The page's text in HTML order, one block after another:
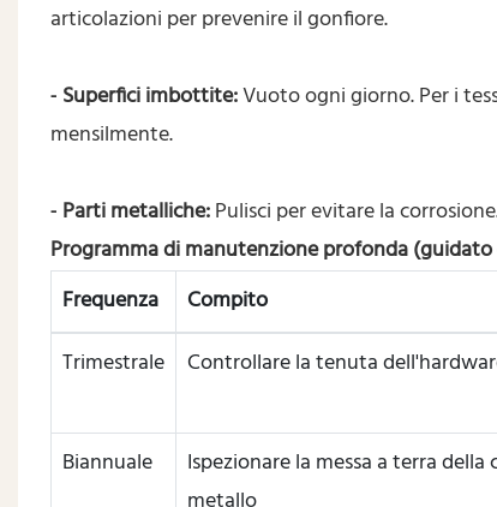
articolazioni per prevenire il gonfiore.
- Superfici imbottite:Vuoto ogni giorno. Per i
mensilmente.
- Parti metalliche:Pulisci per evitare la
Programma di manutenzione profonda
Frequenza
Compito
Trimestrale
Controllare la tenuta
Biannuale
Ispezionare la messa a terra della